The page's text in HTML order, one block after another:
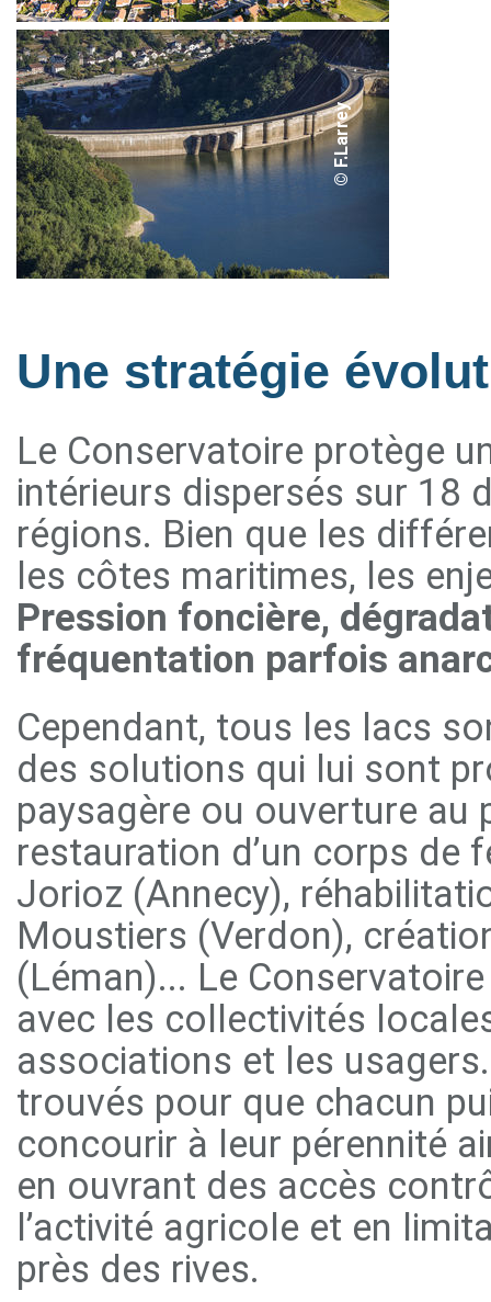
© F.Larrey
Une stratégie
Le Conservatoire protège
intérieurs dispersés sur 18
régions. Bien que les
les côtes maritimes, les
Pression foncière,
fréquentation parfois
Cependant, tous les lacs
des solutions qui lui sont
paysagère ou ouverture au
restauration d’un corps de
Jorioz (Annecy),
Moustiers (Verdon),
(Léman)... Le
avec les collectivités
associations et les
trouvés pour que chacun
concourir à leur pérennité
en ouvrant des accès
l’activité agricole et en
près des rives.